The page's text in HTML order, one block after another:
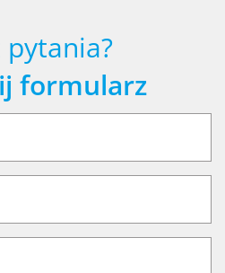
pytania?
formularz